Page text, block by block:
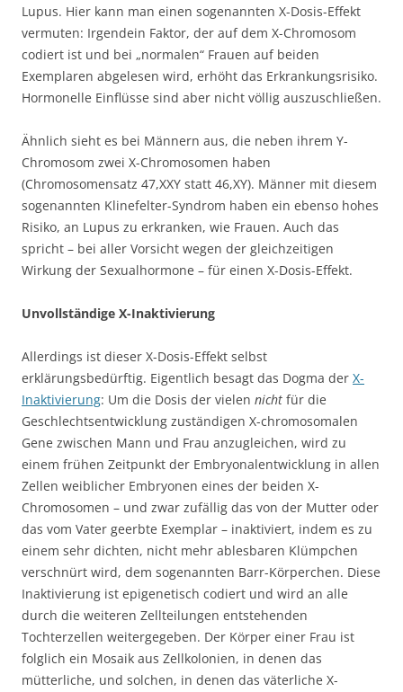
Lupus. Hier kann man einen sogenannten X-Dosis-Effekt
vermuten: Irgendein Faktor, der auf dem X-Chromosom
codiert ist und bei „normalen“ Frauen auf beiden
Exemplaren abgelesen wird, erhöht das Erkrankungsrisiko.
Hormonelle Einflüsse sind aber nicht völlig auszuschließen.
Ähnlich sieht es bei Männern aus, die neben ihrem Y-
Chromosom zwei X-Chromosomen haben
(Chromosomensatz 47,XXY statt 46,XY). Männer mit diesem
sogenannten Klinefelter-Syndrom haben ein ebenso hohes
Risiko, an Lupus zu erkranken, wie Frauen. Auch das
spricht – bei aller Vorsicht wegen der gleichzeitigen
Wirkung der Sexualhormone – für einen X-Dosis-Effekt.
Unvollständige X-Inaktivierung
Allerdings ist dieser X-Dosis-Effekt selbst
erklärungsbedürftig. Eigentlich besagt das Dogma der X-
Inaktivierung: Um die Dosis der vielen nicht für die
Geschlechtsentwicklung zuständigen X-chromosomalen
Gene zwischen Mann und Frau anzugleichen, wird zu
einem frühen Zeitpunkt der Embryonalentwicklung in allen
Zellen weiblicher Embryonen eines der beiden X-
Chromosomen – und zwar zufällig das von der Mutter oder
das vom Vater geerbte Exemplar – inaktiviert, indem es zu
einem sehr dichten, nicht mehr ablesbaren Klümpchen
verschnürt wird, dem sogenannten Barr-Körperchen. Diese
Inaktivierung ist epigenetisch codiert und wird an alle
durch die weiteren Zellteilungen entstehenden
Tochterzellen weitergegeben. Der Körper einer Frau ist
folglich ein Mosaik aus Zellkolonien, in denen das
mütterliche, und solchen, in denen das väterliche X-